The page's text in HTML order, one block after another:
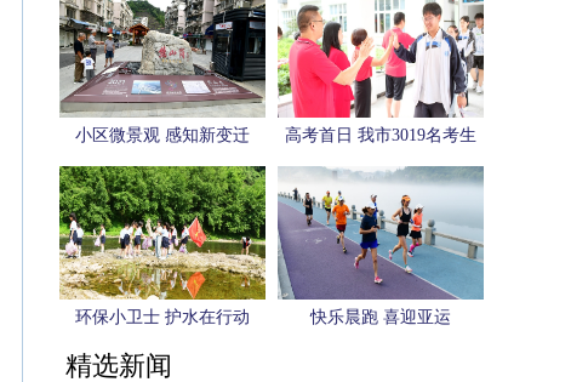
小区微景观 感知新变迁
高考首日 我市3019名考生
奔赴考场
环保小卫士 护水在行动 快乐晨跑 喜迎亚运
精选新闻